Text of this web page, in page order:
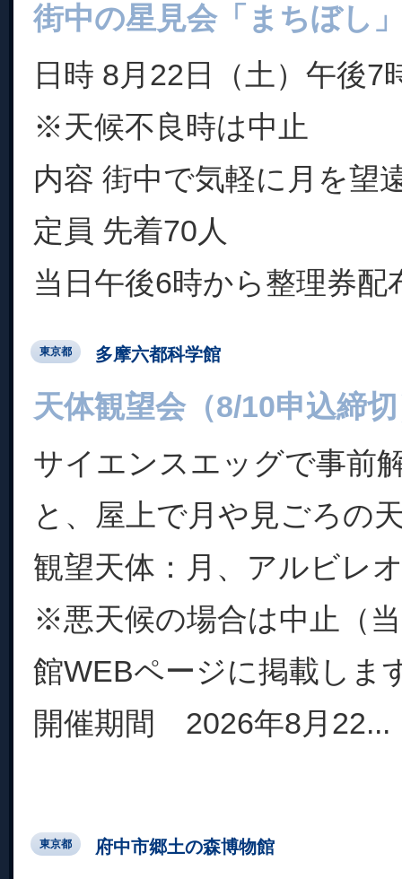
街中の星見会「まちぼし
日時 8月22日（土）午後7
※天候不良時は中止
内容 街中で気軽に月を望
定員 先着70人
当日午後6時から整理券配
東京都 多摩六都科学館
天体観望会（8/10申込締
サイエンスエッグで事前
と、屋上で月や見ごろの
観望天体：月、アルビレ
※悪天候の場合は中止（
館WEBページに掲載しま
開催期間 2026年8月22...
東京都 府中市郷土の森博物館